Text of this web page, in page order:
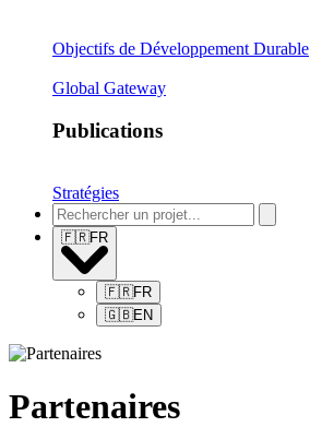
Objectifs de Développement Durable
Global Gateway
Publications
Stratégies
🇫🇷FR
🇫🇷FR
🇬🇧EN
Partenaires